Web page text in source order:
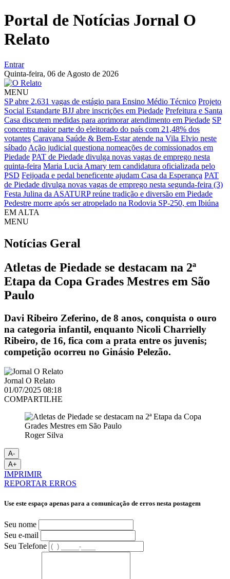
Portal de Notícias Jornal O
Relato
Entrar
Quinta-feira, 06 de Agosto de 2026
MENU
SP abre 2.631 vagas de estágio para Ensino Médio Técnico Projeto
Social Estandarte BJJ abre inscrições em Piedade Prefeitura e Santa
Casa discutem medidas para aprimorar atendimento em Piedade SP
concentra maior parte do eleitorado do país com 21,48% dos
votantes Caravana Saúde & Bem-Estar atende na Vila Elvio neste
sábado Ação judicial questiona nomeações de comissionados em
Piedade PAT de Piedade divulga novas vagas de emprego nesta
quinta-feira Maria Lucia Amary tem candidatura oficializada pelo
PSD Feijoada e pedal beneficente ajudam Casa da Esperança PAT
de Piedade divulga novas vagas de emprego nesta segunda-feira (3)
Festa Julina da ASATURP reúne tradição e diversão em Piedade
Pedestre morre após ser atropelado na Rodovia SP-250, em Ibiúna
EM ALTA
MENU
Notícias Geral
Atletas de Piedade se destacam na 2ª
Etapa da Copa Grades Mestres em São
Paulo
Davi Ribeiro Zeferino, de 8 anos, conquista o ouro
na categoria infantil, enquanto Nicoli Charrielly
Ribeiro, de 16, fica com a prata entre os juvenis;
competição ocorreu no Ginásio Pelezão.
Jornal O Relato
01/07/2025 08:18
COMPARTILHE
Roger Silva
A-
A+
IMPRIMIR
REPORTAR ERROS
Use este espaço apenas para a comunicação de erros nesta postagem
Seu nome
Seu e-mail
Seu Telefone